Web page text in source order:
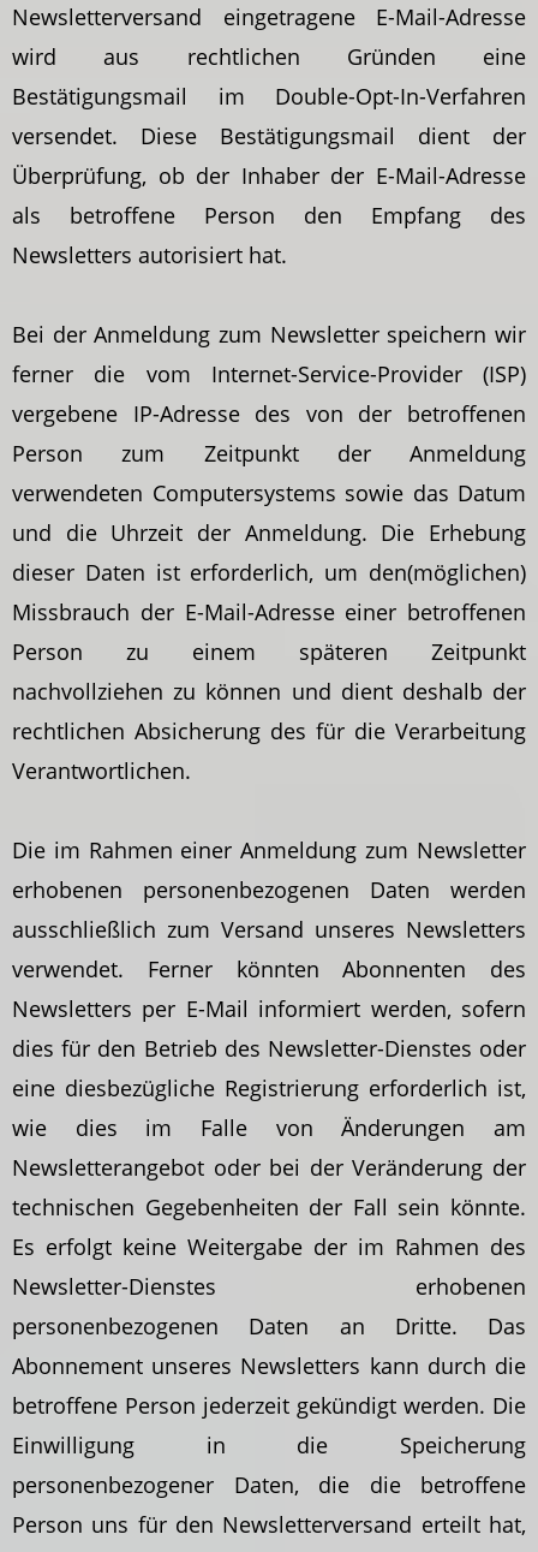
Newsletterversand eingetragene E-Mail-Adresse
wird aus rechtlichen Gründen eine
Bestätigungsmail im Double-Opt-In-Verfahren
versendet. Diese Bestätigungsmail dient der
Überprüfung, ob der Inhaber der E-Mail-Adresse
als betroffene Person den Empfang des
Newsletters autorisiert hat.
Bei der Anmeldung zum Newsletter speichern wir
ferner die vom Internet-Service-Provider (ISP)
vergebene IP-Adresse des von der betroffenen
Person zum Zeitpunkt der Anmeldung
verwendeten Computersystems sowie das Datum
und die Uhrzeit der Anmeldung. Die Erhebung
dieser Daten ist erforderlich, um den(möglichen)
Missbrauch der E-Mail-Adresse einer betroffenen
Person zu einem späteren Zeitpunkt
nachvollziehen zu können und dient deshalb der
rechtlichen Absicherung des für die Verarbeitung
Verantwortlichen.
Die im Rahmen einer Anmeldung zum Newsletter
erhobenen personenbezogenen Daten werden
ausschließlich zum Versand unseres Newsletters
verwendet. Ferner könnten Abonnenten des
Newsletters per E-Mail informiert werden, sofern
dies für den Betrieb des Newsletter-Dienstes oder
eine diesbezügliche Registrierung erforderlich ist,
wie dies im Falle von Änderungen am
Newsletterangebot oder bei der Veränderung der
technischen Gegebenheiten der Fall sein könnte.
Es erfolgt keine Weitergabe der im Rahmen des
Newsletter-Dienstes erhobenen
personenbezogenen Daten an Dritte. Das
Abonnement unseres Newsletters kann durch die
betroffene Person jederzeit gekündigt werden. Die
Einwilligung in die Speicherung
personenbezogener Daten, die die betroffene
Person uns für den Newsletterversand erteilt hat,